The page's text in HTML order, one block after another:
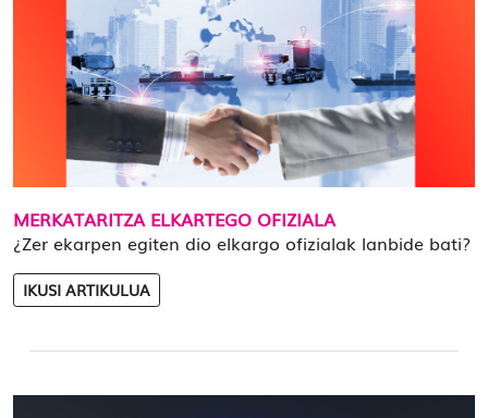
MERKATARITZA ELKARTEGO OFIZIALA
¿Zer ekarpen egiten dio elkargo ofizialak lanbide bati?
IKUSI ARTIKULUA